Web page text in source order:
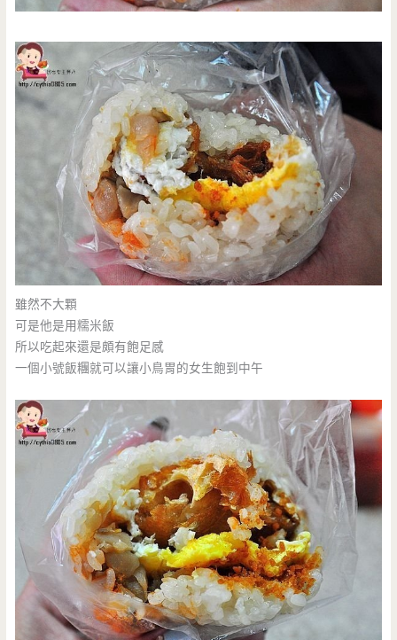
雖然不大顆
可是他是用糯米飯
所以吃起來還是頗有飽足感
一個小號飯糰就可以讓小鳥胃的女生飽到中午